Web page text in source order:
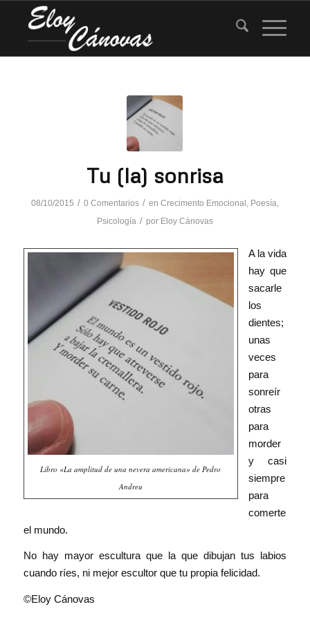
Tu (la) sonrisa
08/10/2015 / 0 Comentarios / en Crecimento Emocional , Poesía,
Psicología / por Eloy Cánovas
Libro «La amplitud de una nevera americana» de Pedro
Andreu
A la vida
hay que
sacarle
los
dientes;
unas
veces
para
sonreír
otras
para
morder
y casi
siempre
para
comerte
el mundo.
No hay mayor escultura que la que dibujan tus labios
cuando ríes, ni mejor escultor que tu propia felicidad.
©Eloy Cánovas